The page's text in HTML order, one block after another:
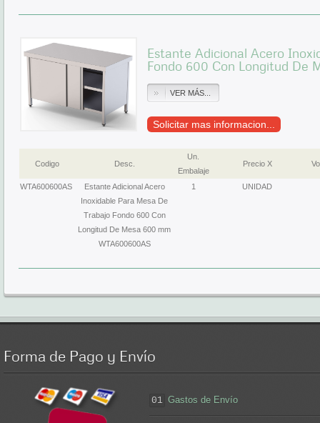
Estante Adicional Acero
Fondo 600 Con Longitud De
VER MÁS...
Solicitar mas informacion...
Codigo Desc.
Un.
Embalaje
Precio X
WTA600600AS
Estante Adicional Acero
Inoxidable Para Mesa De
Trabajo Fondo 600 Con
Longitud De Mesa 600 mm
WTA600600AS
1 UNIDAD
Forma de Pago y Envío
01 Gastos de Envío